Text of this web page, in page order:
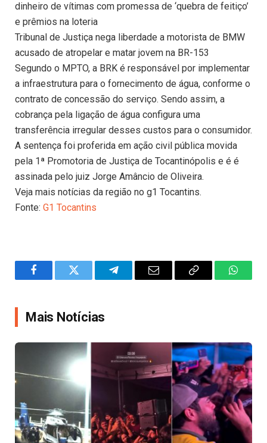
dinheiro de vítimas com promessa de ‘quebra de feitiço’
e prêmios na loteria
Tribunal de Justiça nega liberdade a motorista de BMW
acusado de atropelar e matar jovem na BR-153
Segundo o MPTO, a BRK é responsável por implementar
a infraestrutura para o fornecimento de água, conforme o
contrato de concessão do serviço. Sendo assim, a
cobrança pela ligação de água configura uma
transferência irregular desses custos para o consumidor.
A sentença foi proferida em ação civil pública movida
pela 1ª Promotoria de Justiça de Tocantinópolis e é é
assinada pelo juiz Jorge Amâncio de Oliveira.
Veja mais notícias da região no g1 Tocantins.
Fonte: G1 Tocantins
FacebookTwitter TelegramEmail
Copy
Mais Notícias